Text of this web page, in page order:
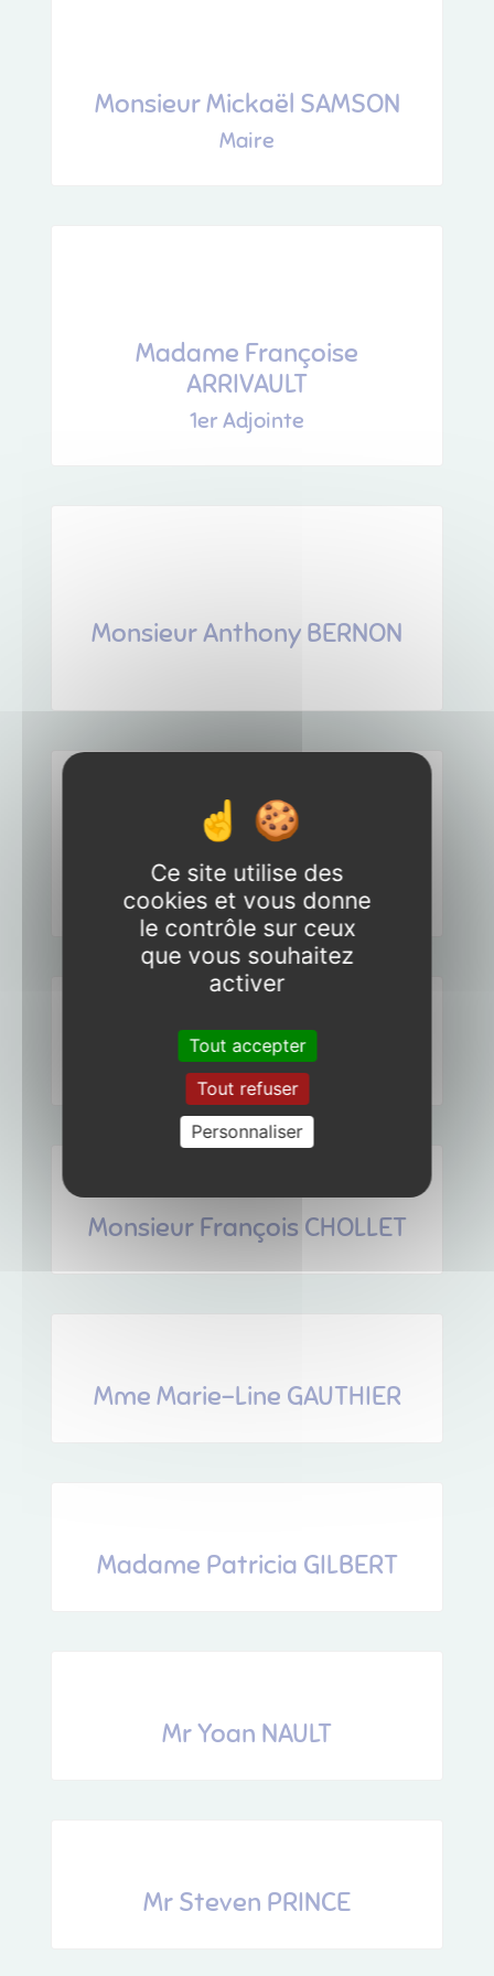
Monsieur Mickaël SAMSON
Maire
Madame ​​​​​​​Françoise
ARRIVAULT
1er Adjointe
Monsieur Anthony BERNON
Madame Anne-Marie
BERT
Madame Maud BLANCHARD
Monsieur François CHOLLET
Mme Marie-Line GAUTHIER
Madame Patricia GILBERT
Mr Yoan NAULT
Mr Steven PRINCE
Ce site utilise des
cookies et vous donne
le contrôle sur ceux
que vous souhaitez
activer
Tout accepter
Tout refuser
Personnaliser